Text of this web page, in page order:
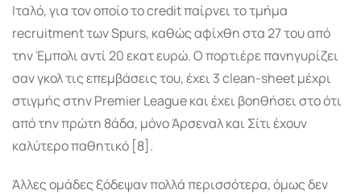
Ιταλό, για τον οποίο το credit παίρνει το τμήμα
recruitment των Spurs, καθώς αφίχθη στα 27 του από
την Έμπολι αντί 20 εκατ ευρώ. Ο πορτιέρε πανηγυρίζει
σαν γκολ τις επεμβάσεις του, έχει 3 clean-sheet μέχρι
στιγμής στην Premier League και έχει βοηθήσει στο ότι
από την πρώτη 8άδα, μόνο Άρσεναλ και Σίτι έχουν
καλύτερο παθητικό [8].
Άλλες ομάδες ξόδεψαν πολλά περισσότερα, όμως δεν